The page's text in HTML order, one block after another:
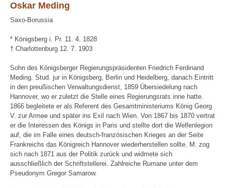
Oskar Meding
Saxo-Borussia
* Königsberg i. Pr. 11. 4. 1828
† Charlottenburg 12. 7. 1903
Sohn des Königsberger Regierungspräsidenten Friedrich Ferdinand
Meding. Stud. jur in Königsberg, Berlin und Heidelberg, danach Eintritt
in den preußischen Verwaltungsdienst, 1859 Übersiedelung nach
Hannover, wo er zuletzt die Stelle eines Regierungsrats inne hatte.
1866 begleitete er als Referent des Gesamtministeriums König Georg
V. zur Armee und später ins Exil nach Wien. Von 1867 bis 1870 vertrat
er die Interessen des Königs in Paris und stellte dort die Welfenlegion
auf, die im Falle eines deutsch-französischen Krieges an der Seite
Frankreichs das Königreich Hannover wiederherstellen sollte. M. zog
sich nach 1871 aus der Politik zurück und widmete sich
ausschließlich der Schriftstellerei. Zahlreiche Rumane unter dem
Pseudonym Gregor Samarow.